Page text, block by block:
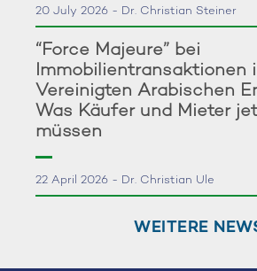
20 July 2026 - Dr. Christian Steiner
“Force Majeure” bei
Immobilientransaktionen
Vereinigten Arabischen
Was Käufer und Mieter
müssen
22 April 2026 - Dr. Christian Ule
WEITERE